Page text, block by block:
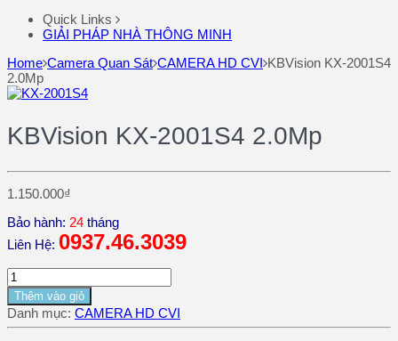
Quick Links
GIẢI PHÁP NHÀ THÔNG MINH
Home Camera Quan Sát CAMERA HD CVI KBVision KX-2001S4
2.0Mp
KBVision KX-2001S4 2.0Mp
1.150.000₫
Bảo hành: 24 tháng
Liên Hệ: 0937.46.3039
Thêm vào giỏ
Danh mục: CAMERA HD CVI